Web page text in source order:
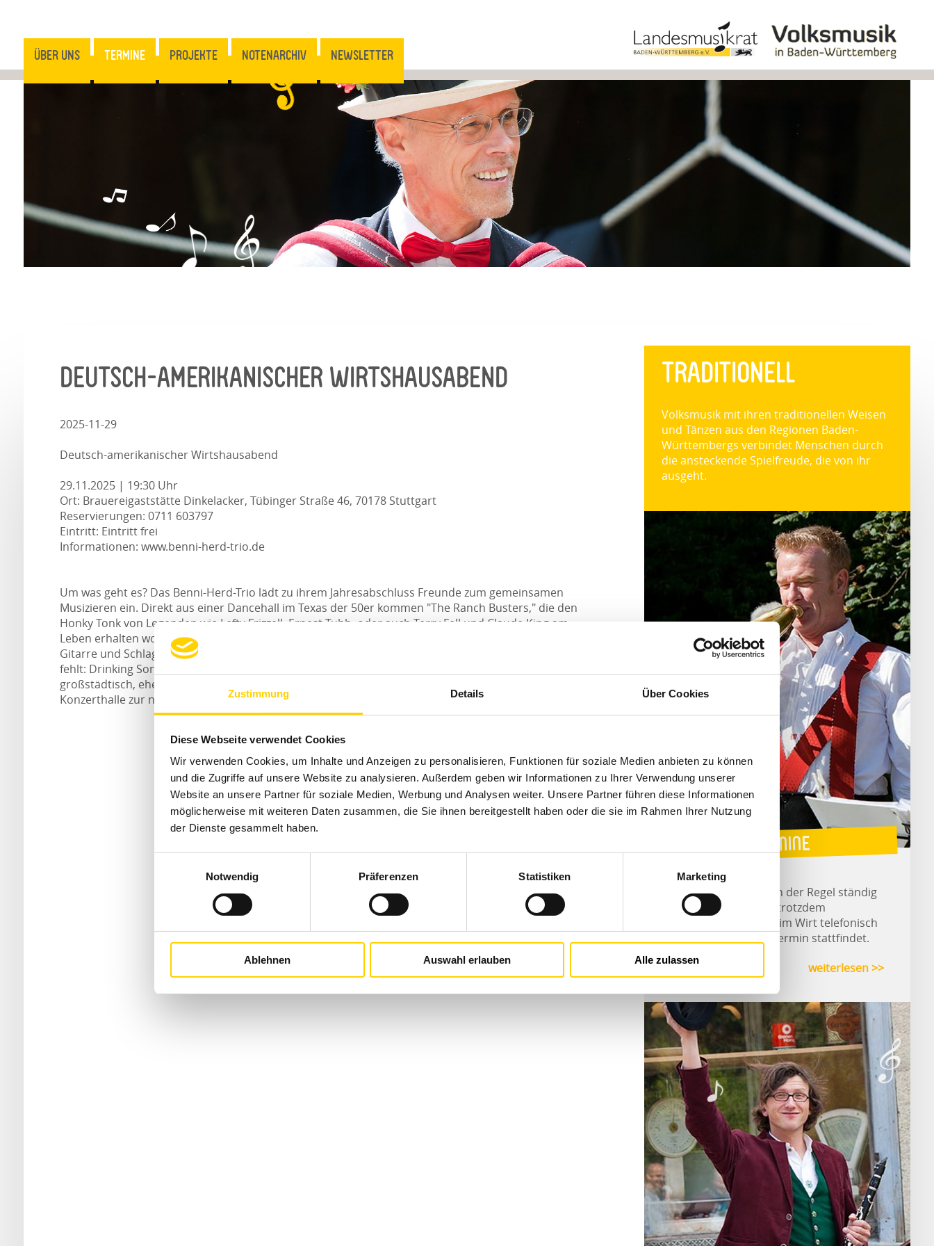
Zustimmung Details Über Cookies
Diese Webseite verwendet Cookies
Wir verwenden Cookies, um Inhalte und Anzeigen zu personalisieren, Funktionen für soziale Medien anbieten zu können
und die Zugriffe auf unsere Website zu analysieren. Außerdem geben wir Informationen zu Ihrer Verwendung unserer
Website an unsere Partner für soziale Medien, Werbung und Analysen weiter. Unsere Partner führen diese Informationen
möglicherweise mit weiteren Daten zusammen, die Sie ihnen bereitgestellt haben oder die sie im Rahmen Ihrer Nutzung
der Dienste gesammelt haben.
Notwendig
Präferenzen Statistiken Marketing
Ablehnen Auswahl erlauben Alle zulassen
ÜBER UNS TERMINE PROJEKTE NOTENARCHIV NEWSLETTER
DEUTSCH-AMERIKANISCHER WIRTSHAUSABEND
2025-11-29
Deutsch-amerikanischer Wirtshausabend
29.11.2025 | 19:30 Uhr
Ort: Brauereigaststätte Dinkelacker, Tübinger Straße 46, 70178 Stuttgart
Reservierungen: 0711 603797
Eintritt: Eintritt frei
Informationen: www.benni-herd-trio.de
Um was geht es? Das Benni-Herd-Trio lädt zu ihrem Jahresabschluss Freunde zum gemeinsamen
Musizieren ein. Direkt aus einer Dancehall im Texas der 50er kommen "The Ranch Busters," die den
Honky Tonk von Legenden wie Lefty Frizzell, Ernest Tubb, oder auch Terry Fell und Claude King am
Leben erhalten wollen. Mit einer klassischen Besetzung bestehend aus Steel Guitar, Fiddle, Bass,
Gitarre und Schlagzeug liefern sie das ab, was in der Country- und Hillbilly-Landschaft heute meistens
fehlt: Drinking Songs, Shuffles im Ray Price-Style, herzzerreißende Balladen. Nicht besonders
großstädtisch, eher so als wären sie gerade aus einem Bus gestiegen, der 300 Meilen von einer
Konzerthalle zur nächsten den Highway runter gerollt ist.
TRADITIONELL
Volksmusik mit ihren traditionellen Weisen
und Tänzen aus den Regionen Baden-
Württembergs verbindet Menschen durch
die ansteckende Spielfreude, die von ihr
ausgeht.
Aufspiela Termine
Die Termine finden in der Regel ständig
statt. Wir bitten Sie, trotzdem
sicherheitshalber beim Wirt telefonisch
abzuklären, ob der Termin stattfindet.
weiterlesen >>